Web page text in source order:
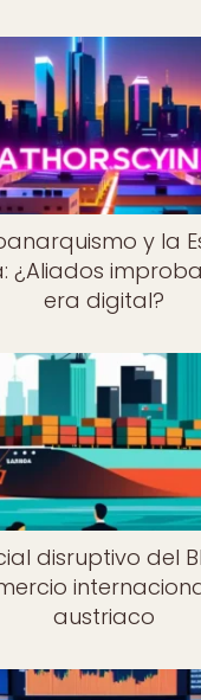
y la
¿Aliados
era digital?
disruptivo del
austriaco